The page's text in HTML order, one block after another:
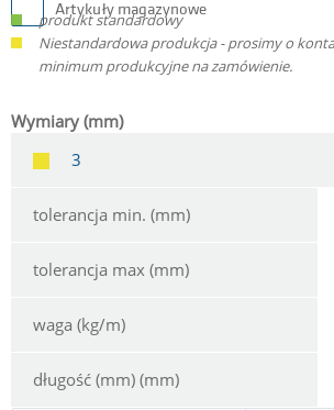
Artykuły magazynowe
produkt standardowy
Niestandardowa produkcja - prosimy o
minimum produkcyjne na zamówienie.
Wymiary (mm)
3
tolerancja min. (mm)
tolerancja max (mm)
waga (kg/m)
długość (mm) (mm)